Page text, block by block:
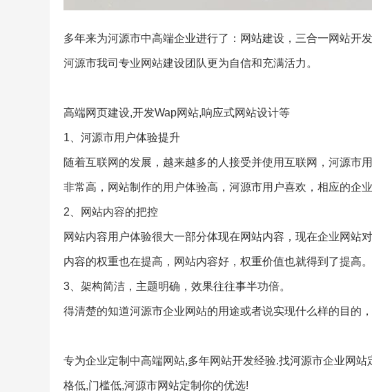
多年来为河源市中高端企业进行了：网站建设，三合一网站开
河源市我司专业网站建设团队更为自信和充满活力。
高端网页建设,开发Wap网站,响应式网站设计等
1、河源市用户体验提升
随着互联网的发展，越来越多的人接受并使用互联网，河源市
非常高，网站制作的用户体验高，河源市用户喜欢，相应的企
2、网站内容的把控
网站内容用户体验很大一部分体现在网站内容，现在企业网站
内容的权重也在提高，网站内容好，权重价值也就得到了提高。
3、架构简洁，主题明确，效果往往事半功倍。
得清楚的知道河源市企业网站的用途或者说实现什么样的目的
专为企业定制中高端网站,多年网站开发经验.找河源市企业网
格低,门槛低,河源市网站定制你的优选!